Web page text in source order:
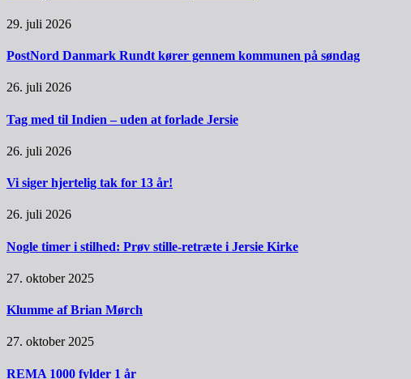
29. juli 2026
PostNord Danmark Rundt kører gennem kommunen på søndag
26. juli 2026
Tag med til Indien – uden at forlade Jersie
26. juli 2026
Vi siger hjertelig tak for 13 år!
26. juli 2026
Nogle timer i stilhed: Prøv stille-retræte i Jersie Kirke
27. oktober 2025
Klumme af Brian Mørch
27. oktober 2025
REMA 1000 fylder 1 år